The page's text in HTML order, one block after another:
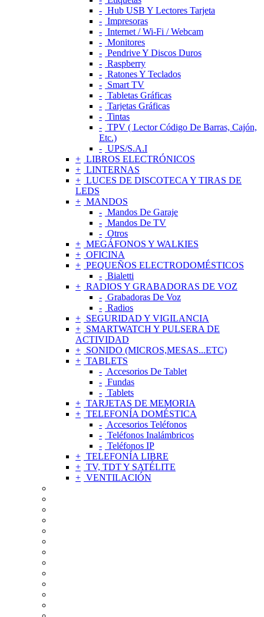
Hub USB Y Lectores Tarjeta
Impresoras
Internet / Wi-Fi / Webcam
Monitores
Pendrive Y Discos Duros
Raspberry
Ratones Y Teclados
Smart TV
Tabletas Gráficas
Tarjetas Gráficas
Tintas
TPV ( Lector Código De Barras, Cajón,
Etc.)
UPS/S.A.I
LIBROS ELECTRÓNICOS
LINTERNAS
LUCES DE DISCOTECA Y TIRAS DE
LEDS
MANDOS
Mandos De Garaje
Mandos De TV
Otros
MEGÁFONOS Y WALKIES
OFICINA
PEQUEÑOS ELECTRODOMÉSTICOS
Bialetti
RADIOS Y GRABADORAS DE VOZ
Grabadoras De Voz
Radios
SEGURIDAD Y VIGILANCIA
SMARTWATCH Y PULSERA DE
ACTIVIDAD
SONIDO (MICROS,MESAS...ETC)
TABLETS
Accesorios De Tablet
Fundas
Tablets
TARJETAS DE MEMORIA
TELEFONÍA DOMÉSTICA
Accesorios Teléfonos
Teléfonos Inalámbricos
Teléfonos IP
TELEFONÍA LIBRE
TV, TDT Y SATÉLITE
VENTILACIÓN